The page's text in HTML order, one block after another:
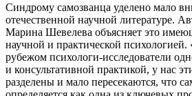
Синдрому самозванца уделено мало
отечественной научной литературе.
Марина Шевелева объясняет это
научной и практической психологией.
рубежом психологи-исследователи
и консультативной практикой, у нас
разделены и мало пересекаются, что